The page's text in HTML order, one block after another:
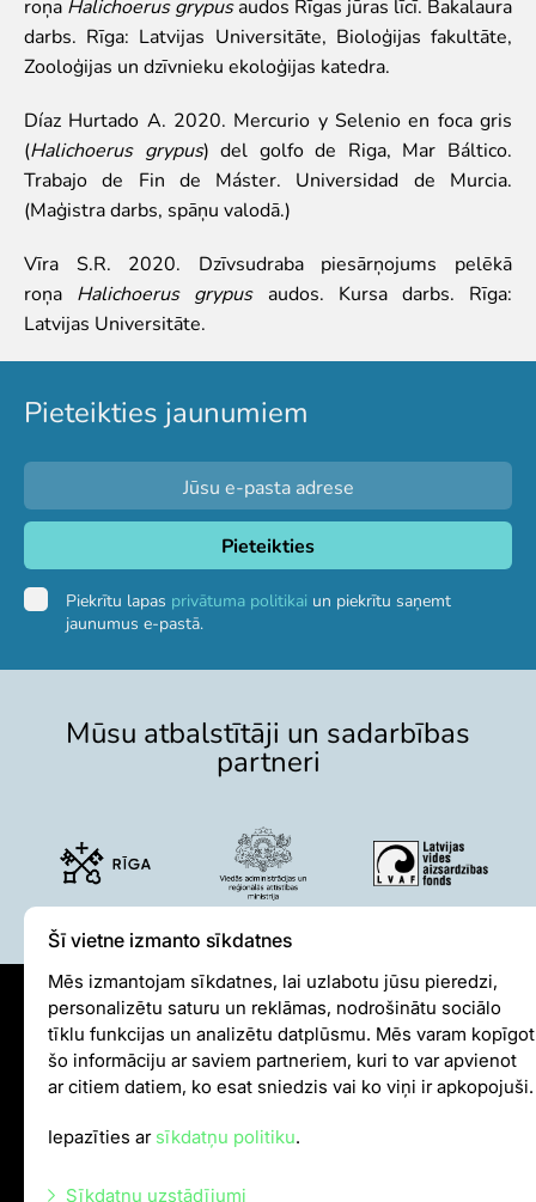
Vakances
Brīvprātīgais darbs
roņa Halichoerus grypusaudos Rīgas jūras līcī. Bakalaura
darbs. Rīga: Latvijas Universitāte, Bioloģijas fakultāte,
Zooloģijas un dzīvnieku ekoloģijas katedra.
Díaz Hurtado A. 2020. Mercurio y Selenio en foca gris
(Halichoerus grypus) del golfo de Riga, Mar Báltico.
Trabajo de Fin de Máster. Universidad de Murcia.
(Maģistra darbs, spāņu valodā.)
Vīra S.R. 2020. Dzīvsudraba piesārņojums pelēkā
roņa Halichoerus grypus audos. Kursa darbs. Rīga:
Latvijas Universitāte.
Pieteikties jaunumiem
Piekrītu lapas privātuma politikai un piekrītu saņemt
jaunumus e-pastā.
Mūsu atbalstītāji un sadarbības
partneri
Sīkdatņu politika
Iekšējās kārtības noteikumi
Autortiesības
Šī vietne izmanto sīkdatnes
Mēs izmantojam sīkdatnes, lai uzlabotu jūsu pieredzi,
personalizētu saturu un reklāmas, nodrošinātu sociālo
tīklu funkcijas un analizētu datplūsmu. Mēs varam kopīgot
šo informāciju ar saviem partneriem, kuri to var apvienot
ar citiem datiem, ko esat sniedzis vai ko viņi ir apkopojuši.
Iepazīties arsīkdatņu politiku.
Sīkdatņu uzstādījumi